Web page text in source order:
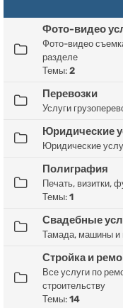
Фото-видео
Фото-видео
разделе
Темы: 2
Перевозки
Услуги
Юридические
Юридические
Полиграфия
Печать, визитки,
Темы: 1
Свадебные
Тамада, машины и
Стройка и
Все услуги по
строительству
Темы: 14